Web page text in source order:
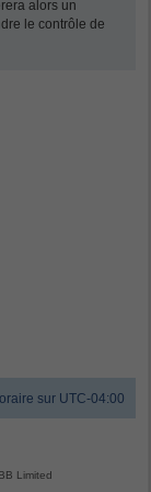
alors un
le contrôle de
sur UTC-04:00
Limited